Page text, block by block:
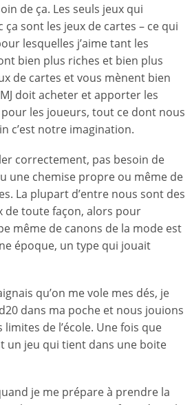
de ça. Les seuls jeux qui
sont les jeux de cartes – ce qui
lesquelles j’aime tant les
bien plus riches et bien plus
de cartes et vous mènent bien
doit acheter et apporter les
les joueurs, tout ce dont nous
c’est notre imagination.
correctement, pas besoin de
une chemise propre ou même de
La plupart d’entre nous sont des
de toute façon, alors pour
même de canons de la mode est
époque, un type qui jouait
qu’on me vole mes dés, je
dans ma poche et nous jouions
de l’école. Une fois que
un jeu qui tient dans une boite
je me prépare à prendre la